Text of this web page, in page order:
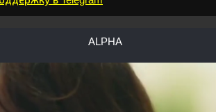
ALPHA